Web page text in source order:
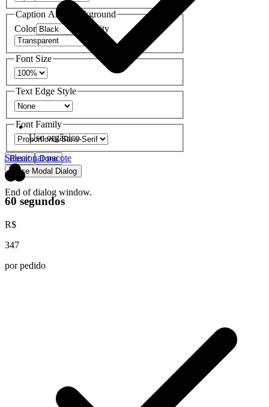
Caption Area Background
Color
Opacity
Font Size
Text Edge Style
Font Family
Reset
Done
Close Modal Dialog
End of dialog window.
Uso orgânico
Selecionar pacote
60 segundos
R$
347
por pedido